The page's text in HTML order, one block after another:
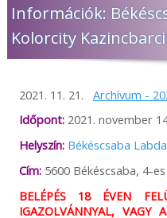
Információk:
Kolorcity
2021. 11. 21. Archívum -
Időpont:2021. november
Helyszín: Békéscsaba
Cím:5600 Békéscsaba, 4-
BELÉPÉS 18 ÉVEN
IGAZOLVÁNNYAL, VAGY